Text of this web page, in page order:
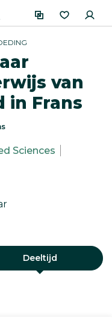
van
in Frans
Sciences
Deeltijd